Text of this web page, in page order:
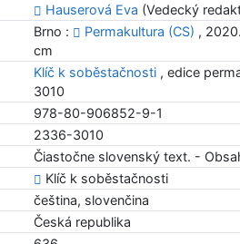
Hauserová Eva (Vedecký
Brno : Permakultura (CS) ,
cm
Klíč k soběstačnosti , edice
3010
978-80-906852-9-1
2336-3010
Čiastočne slovenský text. -
Klíč k soběstačnosti
čeština, slovenčina
Česká republika